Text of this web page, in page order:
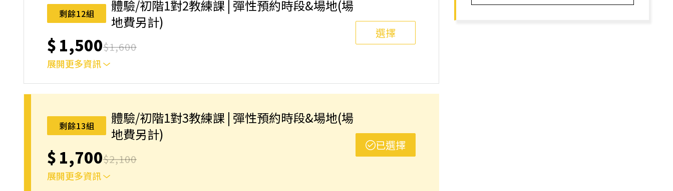
剩餘12組
體驗/初階1對2教練課 | 彈性預約時段&場地(場
地費另計)
$ 1,500$1,600
展開更多資訊
選擇
上課地點：台中市東區環中東路五段52號(西雅圖室內匹克球俱樂部)⚠️ 報名前請先參閱【報名與課程異
剩餘13組
體驗/初階1對3教練課 | 彈性預約時段&場地(場
地費另計)
$ 1,700$2,100
展開更多資訊
已選擇